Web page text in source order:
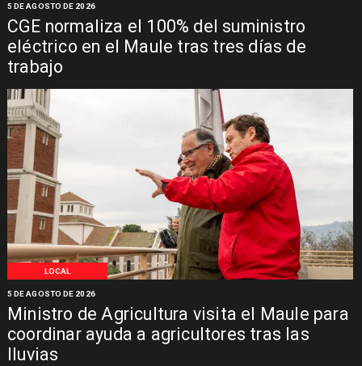
CGE normaliza el 100% del suministro
eléctrico en el Maule tras tres días de
trabajo
5 DE AGOSTO DE 2026
LOCAL
Ministro de Agricultura visita el Maule para
coordinar ayuda a agricultores tras las
lluvias
5 DE AGOSTO DE 2026